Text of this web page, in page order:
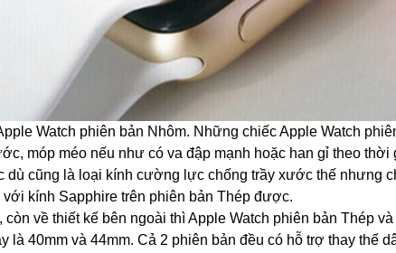
Watch phiên bản Nhôm. Những chiếc Apple Watch
móp méo nếu như có va đập mạnh hoặc han gỉ theo thời
dù cũng là loại kính cường lực chống trầy xước thế nhưng
kính Sapphire trên phiên bản Thép được.
về thiết kế bên ngoài thì Apple Watch phiên bản Thép
là 40mm và 44mm. Cả 2 phiên bản đều có hỗ trợ thay thế